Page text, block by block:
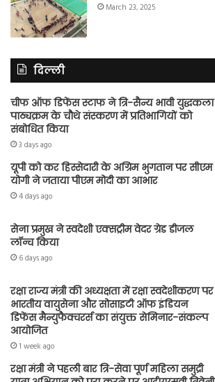
March 23, 2025
दिल्ली
चीफ ऑफ डिफेंस स्टाफ ने त्रि-सैन्य भावी युद्धकला
पाठ्यक्रम के चौथे संस्करण में प्रतिभागियों को
संबोधित किया
3 days ago
यूपी को कर हिस्सेदारी के अग्रिम भुगतान पर सीएम
योगी ने जताया पीएम मोदी का आभार
4 days ago
सेना प्रमुख ने स्वदेशी एक्सट्रीम वेदर ग्रेड डीजल
लॉन्च किया
6 days ago
रक्षा राज्य मंत्री की अध्यक्षता में रक्षा स्वदेशीकरण पर
भारतीय वायुसेना और सोसाइटी ऑफ इंडियन
डिफेंस मैन्युफैक्चरर्स का संयुक्त सेमिनार-संकल्प
आयोजित
1 week ago
रक्षा मंत्री ने पहली बार त्रि-सेवा पूर्ण महिला समुद्री